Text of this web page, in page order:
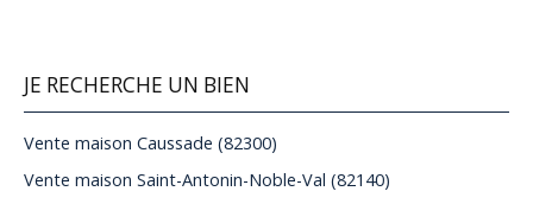
JE RECHERCHE UN BIEN
Vente maison Caussade (82300)
Vente maison Saint-Antonin-Noble-Val (82140)